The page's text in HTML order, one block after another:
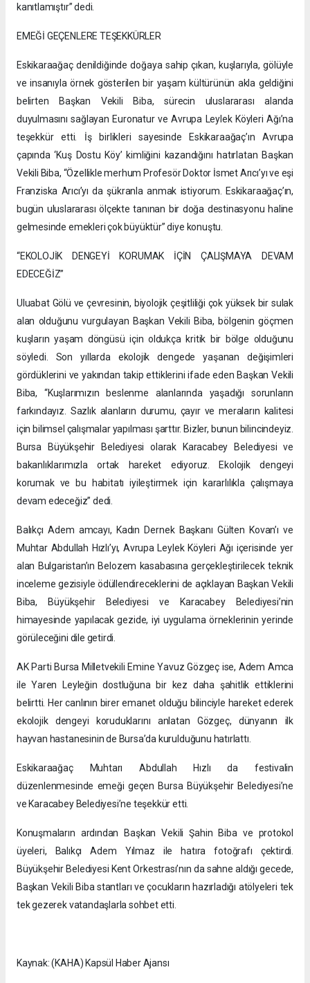
kanıtlamıştır” dedi.
EMEĞİ GEÇENLERE TEŞEKKÜRLER
Eskikaraağaç denildiğinde doğaya sahip çıkan, kuşlarıyla, gölüyle
ve insanıyla örnek gösterilen bir yaşam kültürünün akla geldiğini
belirten Başkan Vekili Biba, sürecin uluslararası alanda
duyulmasını sağlayan Euronatur ve Avrupa Leylek Köyleri Ağı’na
teşekkür etti. İş birlikleri sayesinde Eskikaraağaç’ın Avrupa
çapında ‘Kuş Dostu Köy’ kimliğini kazandığını hatırlatan Başkan
Vekili Biba, “Özellikle merhum Profesör Doktor İsmet Arıcı’yı ve eşi
Franziska Arıcı’yı da şükranla anmak istiyorum. Eskikaraağaç’ın,
bugün uluslararası ölçekte tanınan bir doğa destinasyonu haline
gelmesinde emekleri çok büyüktür” diye konuştu.
“EKOLOJİK DENGEYİ KORUMAK İÇİN ÇALIŞMAYA DEVAM
EDECEĞİZ”
Uluabat Gölü ve çevresinin, biyolojik çeşitliliği çok yüksek bir sulak
alan olduğunu vurgulayan Başkan Vekili Biba, bölgenin göçmen
kuşların yaşam döngüsü için oldukça kritik bir bölge olduğunu
söyledi. Son yıllarda ekolojik dengede yaşanan değişimleri
gördüklerini ve yakından takip ettiklerini ifade eden Başkan Vekili
Biba, “Kuşlarımızın beslenme alanlarında yaşadığı sorunların
farkındayız. Sazlık alanların durumu, çayır ve meraların kalitesi
için bilimsel çalışmalar yapılması şarttır. Bizler, bunun bilincindeyiz.
Bursa Büyükşehir Belediyesi olarak Karacabey Belediyesi ve
bakanlıklarımızla ortak hareket ediyoruz. Ekolojik dengeyi
korumak ve bu habitatı iyileştirmek için kararlılıkla çalışmaya
devam edeceğiz” dedi.
Balıkçı Adem amcayı, Kadın Dernek Başkanı Gülten Kovan’ı ve
Muhtar Abdullah Hızlı’yı, Avrupa Leylek Köyleri Ağı içerisinde yer
alan Bulgaristan’ın Belozem kasabasına gerçekleştirilecek teknik
inceleme gezisiyle ödüllendireceklerini de açıklayan Başkan Vekili
Biba, Büyükşehir Belediyesi ve Karacabey Belediyesi’nin
himayesinde yapılacak gezide, iyi uygulama örneklerinin yerinde
görüleceğini dile getirdi.
AK Parti Bursa Milletvekili Emine Yavuz Gözgeç ise, Adem Amca
ile Yaren Leyleğin dostluğuna bir kez daha şahitlik ettiklerini
belirtti. Her canlının birer emanet olduğu bilinciyle hareket ederek
ekolojik dengeyi koruduklarını anlatan Gözgeç, dünyanın ilk
hayvan hastanesinin de Bursa’da kurulduğunu hatırlattı.
Eskikaraağaç Muhtarı Abdullah Hızlı da festivalin
düzenlenmesinde emeği geçen Bursa Büyükşehir Belediyesi’ne
ve Karacabey Belediyesi’ne teşekkür etti.
Konuşmaların ardından Başkan Vekili Şahin Biba ve protokol
üyeleri, Balıkçı Adem Yılmaz ile hatıra fotoğrafı çektirdi.
Büyükşehir Belediyesi Kent Orkestrası’nın da sahne aldığı gecede,
Başkan Vekili Biba stantları ve çocukların hazırladığı atölyeleri tek
tek gezerek vatandaşlarla sohbet etti.
Kaynak: (KAHA) Kapsül Haber Ajansı